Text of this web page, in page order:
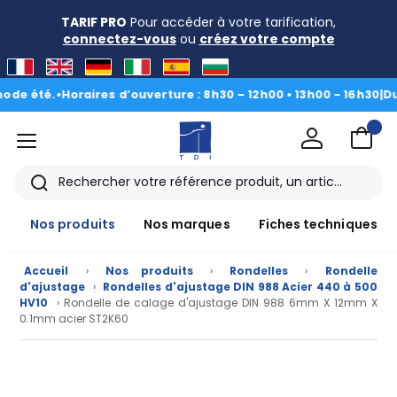
TARIF PRO Pour accéder à votre tarification,
connectez-vousou créez votre compte
• Horaires d’ouverture : 8h30 – 12h00 • 13h00 - 16h30|Du 3
menu
Rechercher
Nos produits
Nos marques Fiches techniques
Accueil › Nos produits › Rondelles ›
Rondelle
d'ajustage › Rondelles d'ajustage DIN 988 Acier 440 à 500
HV10
› Rondelle de calage d'ajustage DIN 988 6mm X 12mm X
0.1mm acier ST2K60